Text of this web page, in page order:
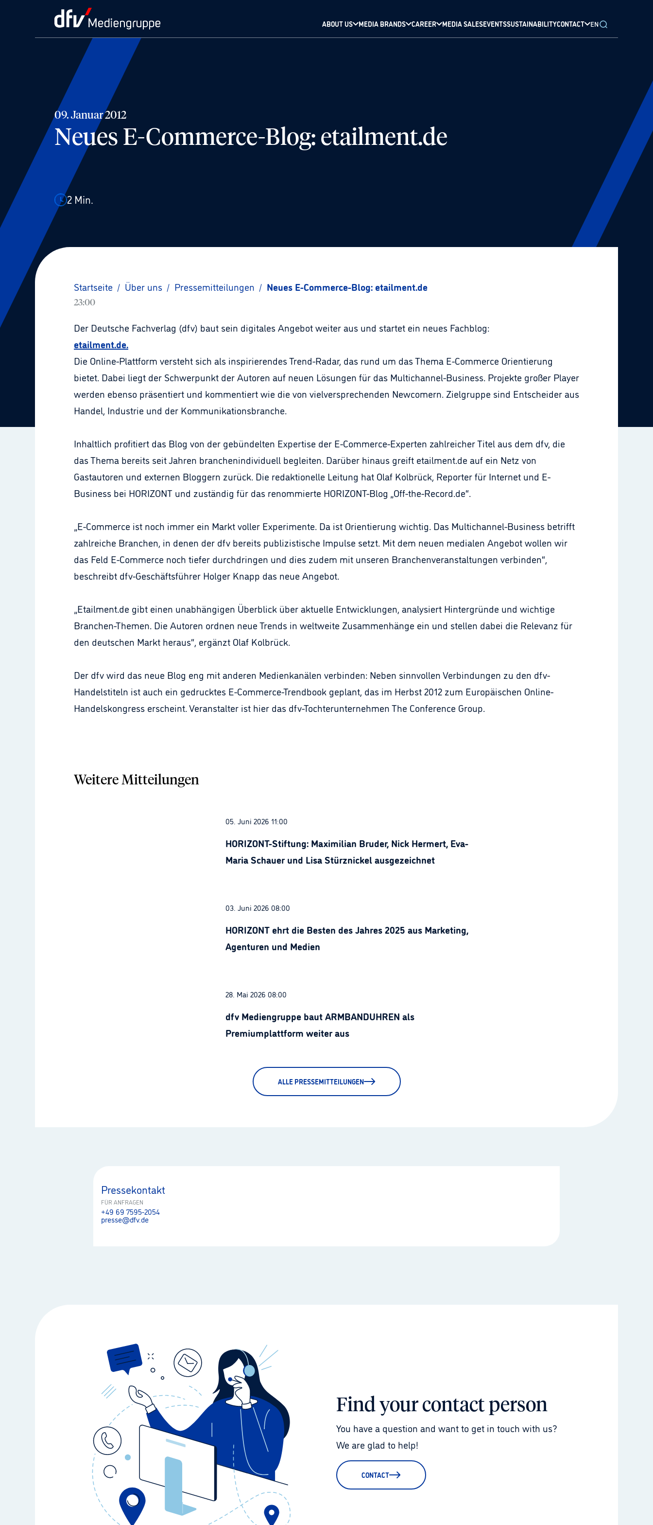
ABOUT US MEDIA BRANDS CAREER MEDIA SALESEVENTSSUSTAINABILITYCONTACT EN
09. Januar 2012
Neues E-Commerce-Blog: etailment.de
2 Min.
Startseite / Über uns / Pressemitteilungen / Neues E-Commerce-Blog: etailment.de
23:00
Der Deutsche Fachverlag (dfv) baut sein digitales Angebot weiter aus und startet ein neues Fachblog:
etailment.de.
Die Online-Plattform versteht sich als inspirierendes Trend-Radar, das rund um das Thema E-Commerce Orientierung
bietet. Dabei liegt der Schwerpunkt der Autoren auf neuen Lösungen für das Multichannel-Business. Projekte großer Player
werden ebenso präsentiert und kommentiert wie die von vielversprechenden Newcomern. Zielgruppe sind Entscheider aus
Handel, Industrie und der Kommunikationsbranche.
Inhaltlich profitiert das Blog von der gebündelten Expertise der E-Commerce-Experten zahlreicher Titel aus dem dfv, die
das Thema bereits seit Jahren branchenindividuell begleiten. Darüber hinaus greift etailment.de auf ein Netz von
Gastautoren und externen Bloggern zurück. Die redaktionelle Leitung hat Olaf Kolbrück, Reporter für Internet und E-
Business bei HORIZONT und zuständig für das renommierte HORIZONT-Blog „Off-the-Record.de“.
„E-Commerce ist noch immer ein Markt voller Experimente. Da ist Orientierung wichtig. Das Multichannel-Business betrifft
zahlreiche Branchen, in denen der dfv bereits publizistische Impulse setzt. Mit dem neuen medialen Angebot wollen wir
das Feld E-Commerce noch tiefer durchdringen und dies zudem mit unseren Branchenveranstaltungen verbinden“,
beschreibt dfv-Geschäftsführer Holger Knapp das neue Angebot.
„Etailment.de gibt einen unabhängigen Überblick über aktuelle Entwicklungen, analysiert Hintergründe und wichtige
Branchen-Themen. Die Autoren ordnen neue Trends in weltweite Zusammenhänge ein und stellen dabei die Relevanz für
den deutschen Markt heraus“, ergänzt Olaf Kolbrück.
Der dfv wird das neue Blog eng mit anderen Medienkanälen verbinden: Neben sinnvollen Verbindungen zu den dfv-
Handelstiteln ist auch ein gedrucktes E-Commerce-Trendbook geplant, das im Herbst 2012 zum Europäischen Online-
Handelskongress erscheint. Veranstalter ist hier das dfv-Tochterunternehmen The Conference Group.
Weitere Mitteilungen
05. Juni 2026 11:00
HORIZONT-Stiftung: Maximilian Bruder, Nick Hermert, Eva-
Maria Schauer und Lisa Stürznickel ausgezeichnet
03. Juni 2026 08:00
HORIZONT ehrt die Besten des Jahres 2025 aus Marketing,
Agenturen und Medien
28. Mai 2026 08:00
dfv Mediengruppe baut ARMBANDUHREN als
Premiumplattform weiter aus
ALLE PRESSEMITTEILUNGEN
Pressekontakt
FÜR ANFRAGEN
+49 69 7595-2054
presse@dfv.de
Find your contact person
You have a question and want to get in touch with us?
We are glad to help!
CONTACT